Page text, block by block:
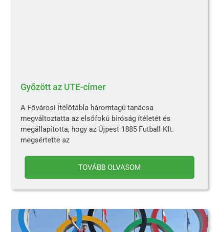
Győzött az UTE-címer
A Fővárosi Ítélőtábla háromtagú tanácsa
megváltoztatta az elsőfokú bíróság ítéletét és
megállapította, hogy az Újpest 1885 Futball Kft.
megsértette az
TOVÁBB OLVASOM